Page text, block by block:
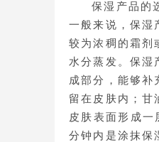
保湿产品的
一般来说，保湿
较为浓稠的霜剂
水分蒸发。保湿
成部分，能够补
留在皮肤内；甘
皮肤表面形成
分钟内是涂抹保